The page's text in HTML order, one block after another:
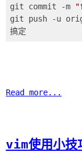
git commit -m
git push -u
Read more...
vim使用小技